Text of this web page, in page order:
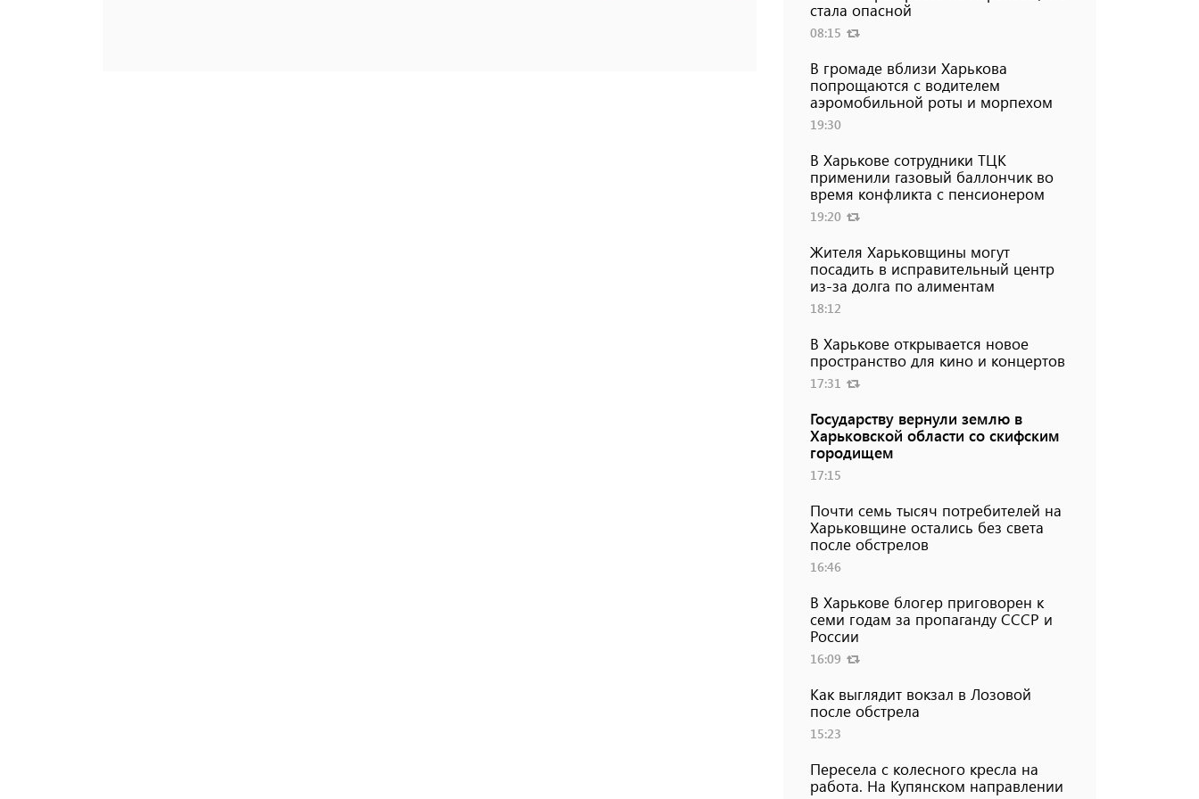
стала опасной
08:15
В громаде вблизи Харькова
попрощаются с водителем
аэромобильной роты и морпехом
19:30
В Харькове сотрудники ТЦК
применили газовый баллончик во
время конфликта с пенсионером
19:20
Жителя Харьковщины могут
посадить в исправительный центр
из-за долга по алиментам
18:12
В Харькове открывается новое
пространство для кино и концертов
17:31
Государству вернули землю в
Харьковской области со скифским
городищем
17:15
Почти семь тысяч потребителей на
Харьковщине остались без света
после обстрелов
16:46
В Харькове блогер приговорен к
семи годам за пропаганду СССР и
России
16:09
Как выглядит вокзал в Лозовой
после обстрела
15:23
Пересела с колесного кресла на
работа. На Купянском направлении